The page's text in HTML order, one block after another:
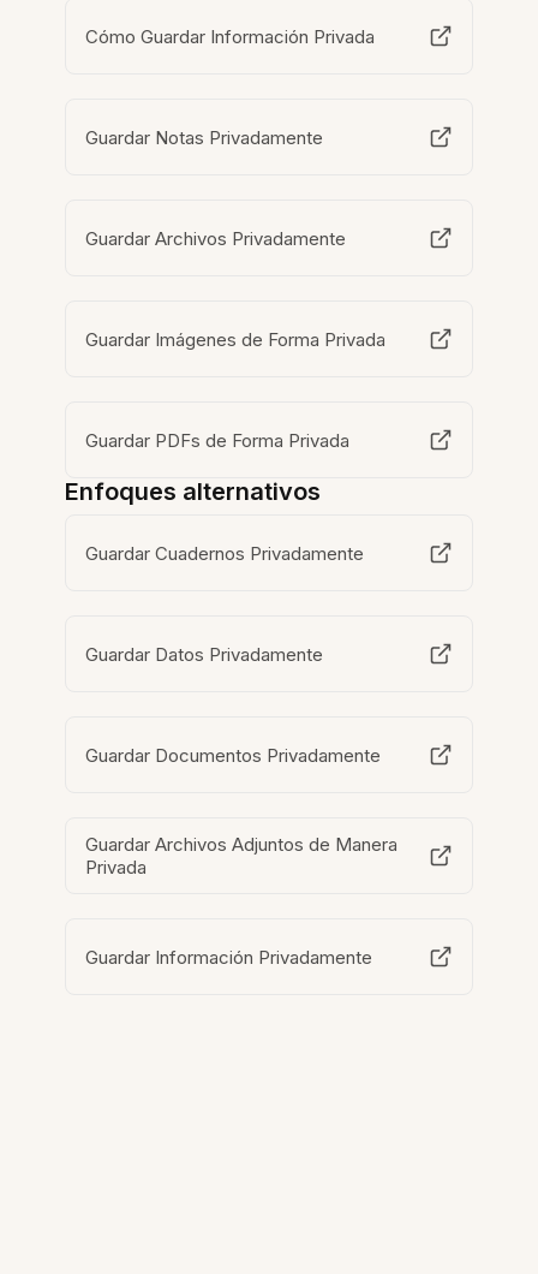
Cómo Guardar Información Privada
Guardar Notas Privadamente
Guardar Archivos Privadamente
Guardar Imágenes de Forma Privada
Guardar PDFs de Forma Privada
Enfoques alternativos
Guardar Cuadernos Privadamente
Guardar Datos Privadamente
Guardar Documentos Privadamente
Guardar Archivos Adjuntos de Manera
Privada
Guardar Información Privadamente